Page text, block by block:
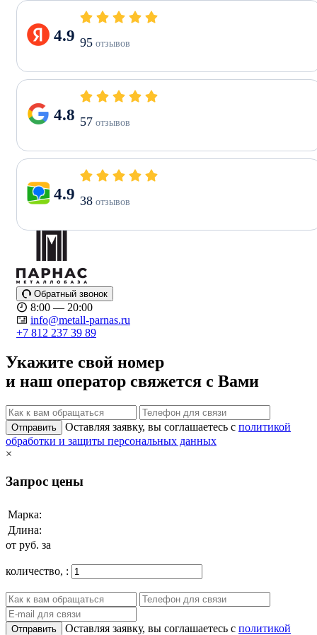
4.9 95 отзывов
4.8 57 отзывов
4.9 38 отзывов
Обратный звонок
8:00 — 20:00
info@metall-parnas.ru
+7 812 237 39 89
Укажите свой номер
и наш оператор свяжется с Вами
Отправить Оставляя заявку, вы соглашаетесь с политикой
обработки и защиты персональных данных
×
Запрос цены
Марка:
Длина:
от руб. за
количество, :
Отправить Оставляя заявку, вы соглашаетесь с политикой